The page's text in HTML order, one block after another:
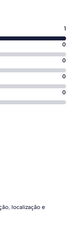
1
0
0
0
0
localização e